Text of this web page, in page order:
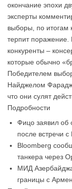
окончание эпохи
эксперты
выборы, по итогам
терпит поражение.
конкуренты –
которые обычно
Победителем
Найджелом
что они сулят
Подробности
Фицо заявил об
после встречи
Bloomberg
танкера через
МИД
границы с